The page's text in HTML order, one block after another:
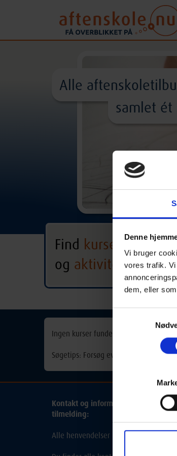
Denne
Vi bruger
vores trafik.
dem, eller
Alle
samlet ét
Find kurser
og aktiviteter
Alle
Ingen kurser fundet
Søgetips: Forsøg eventuelt med et
Kontakt og information om
tilmelding:
Alle henvendelser bedes rettet til de